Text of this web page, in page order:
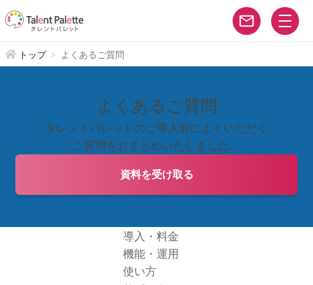
トップ よくあるご質問
よくあるご質問
タレントパレットのご導入前によくいただく
ご質問をおまとめいたしました。
資料を受け取る
導入・料金
機能・運用
使い方